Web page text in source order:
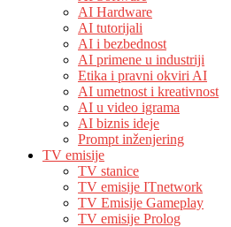
AI Hardware
AI tutorijali
AI i bezbednost
AI primene u industriji
Etika i pravni okviri AI
AI umetnost i kreativnost
AI u video igrama
AI biznis ideje
Prompt inženjering
TV emisije
TV stanice
TV emisije ITnetwork
TV Emisije Gameplay
TV emisije Prolog